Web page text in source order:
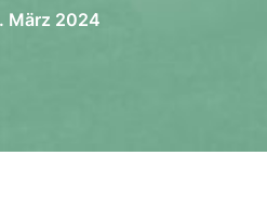
März 2024